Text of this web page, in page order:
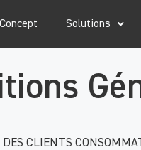
Concept Solutions
CLIENTS